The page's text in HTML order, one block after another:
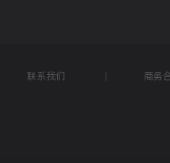
联系我们 商务